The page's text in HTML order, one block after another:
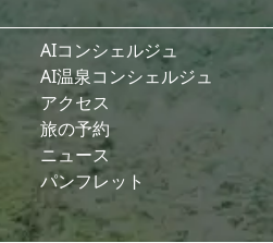
AIコンシェルジュ
AI温泉コンシェルジュ
アクセス
旅の予約
ニュース
パンフレット